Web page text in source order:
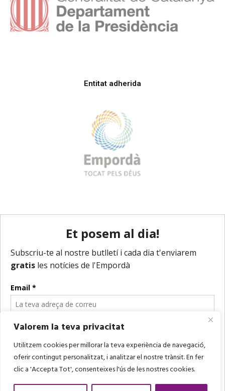
Valorem la teva privacitat
Utilitzem cookies per millorar la teva experiència de navegació,
oferir contingut personalitzat, i analitzar el nostre trànsit. En fer
clic a 'Accepta Tot', consenteixes l'ús de les nostres cookies.
Entitat adherida